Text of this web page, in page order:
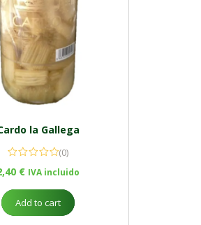
la Gallega
(0)
€ IVA incluido
Add to cart